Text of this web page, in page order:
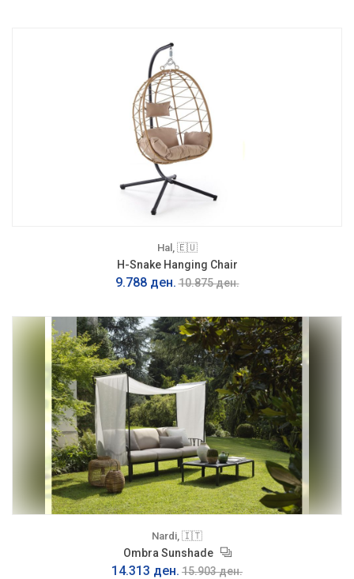
Hal, 🇪🇺
H-Snake Hanging Chair
9.788 ден. 10.875 ден.
Nardi, 🇮🇹
Ombra Sunshade
14.313 ден. 15.903 ден.